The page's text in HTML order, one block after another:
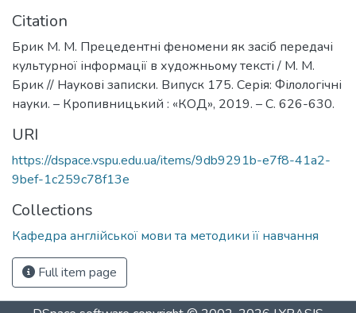
Citation
Брик М. М. Прецедентні феномени як засіб передачі
культурної інформації в художньому тексті / М. М.
Брик // Наукові записки. Випуск 175. Серія: Філологічні
науки. – Кропивницький : «КОД», 2019. – С. 626-630.
URI
https://dspace.vspu.edu.ua/items/9db9291b-e7f8-41a2-
9bef-1c259c78f13e
Collections
Кафедра англійської мови та методики її навчання
Full item page